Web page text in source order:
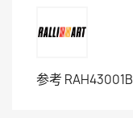
参考 RAH43001B